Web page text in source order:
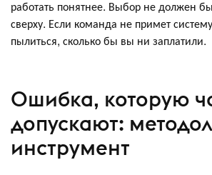
работать понятнее. Выбор не должен
сверху. Если команда не примет
пылиться, сколько бы вы ни заплатили.
Ошибка, которую
допускают:
инструмент